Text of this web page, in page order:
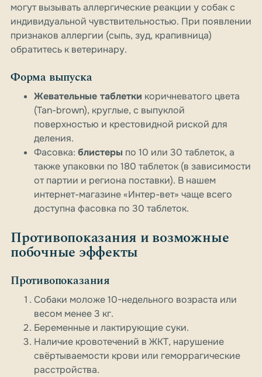
могут вызывать аллергические реакции у собак с
индивидуальной чувствительностью. При появлении
признаков аллергии (сыпь, зуд, крапивница)
обратитесь к ветеринару.
Форма выпуска
Жевательные таблетки коричневатого цвета
(Tan-brown), круглые, с выпуклой
поверхностью и крестовидной риской для
деления.
Фасовка: блистеры по 10 или 30 таблеток, а
также упаковки по 180 таблеток (в зависимости
от партии и региона поставки). В нашем
интернет-магазине «Интер-вет» чаще всего
доступна фасовка по 30 таблеток.
Противопоказания и возможные
побочные эффекты
Противопоказания
Собаки моложе 10-недельного возраста или
весом менее 3 кг.
Беременные и лактирующие суки.
Наличие кровотечений в ЖКТ, нарушение
свёртываемости крови или геморрагические
расстройства.